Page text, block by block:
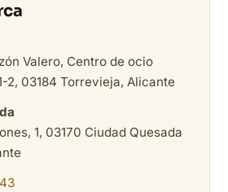
Valero, Centro de ocio
2, 03184 Torrevieja, Alicante
1, 03170 Ciudad Quesada